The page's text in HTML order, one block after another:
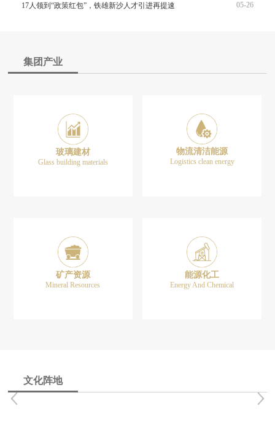
17人领到“政策红包”，铁雄新沙人才引进再提速
05-26
集团产业
玻璃建材
Glass building materials
物流清洁能源
Logistics clean energy
矿产资源
Mineral Resources
能源化工
Energy And Chemical
文化阵地